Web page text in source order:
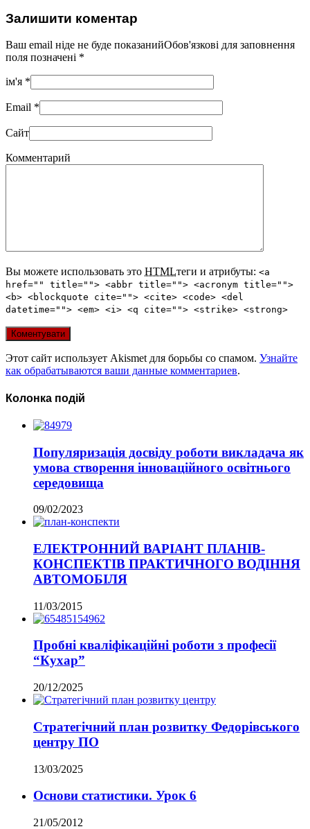
Залишити коментар
Ваш email ніде не буде показанийОбов'язкові для заповнення
поля позначені *
ім'я *
Email *
Сайт
Комментарий
Вы можете использовать это HTMLтеги и атрибуты: <a
href="" title=""> <abbr title=""> <acronym title="">
<b> <blockquote cite=""> <cite> <code> <del
datetime=""> <em> <i> <q cite=""> <strike> <strong>
Этот сайт использует Akismet для борьбы со спамом. Узнайте
как обрабатываются ваши данные комментариев.
Колонка подій
Популяризація досвіду роботи викладача як
умова створення інноваційного освітнього
середовища
09/02/2023
ЕЛЕКТРОННИЙ ВАРІАНТ ПЛАНІВ-
КОНСПЕКТІВ ПРАКТИЧНОГО ВОДІННЯ
АВТОМОБІЛЯ
11/03/2015
Пробні кваліфікаційні роботи з професії
“Кухар”
20/12/2025
Стратегічний план розвитку Федорівського
центру ПО
13/03/2025
Основи статистики. Урок 6
21/05/2012